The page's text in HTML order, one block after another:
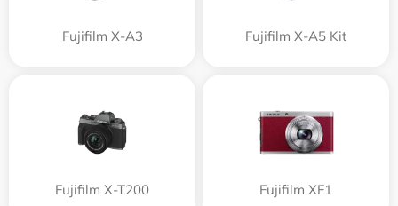
Fujifilm X-A3 Fujifilm X-A5 Kit
Fujifilm X-T200 Fujifilm XF1